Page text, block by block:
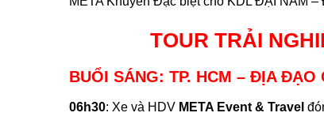
TOUR TRẢI
BUỔI SÁNG: TP. HCM – ĐỊA ĐẠO
06h30: Xe và HDV META Event & Travel